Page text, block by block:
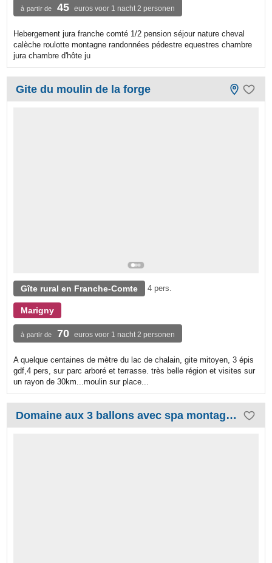
à partir de 45 euros voor 1 nacht 2 personen
Hebergement jura franche comté 1/2 pension séjour nature cheval
calèche roulotte montagne randonnées pédestre equestres chambre
jura chambre d'hôte ju
Gite du moulin de la forge
Gîte rural en Franche-Comte 4 pers.
Marigny
à partir de 70 euros voor 1 nacht 2 personen
A quelque centaines de mètre du lac de chalain, gite mitoyen, 3 épis
gdf,4 pers, sur parc arboré et terrasse. très belle région et visites sur
un rayon de 30km...moulin sur place...
Domaine aux 3 ballons avec spa montagnard